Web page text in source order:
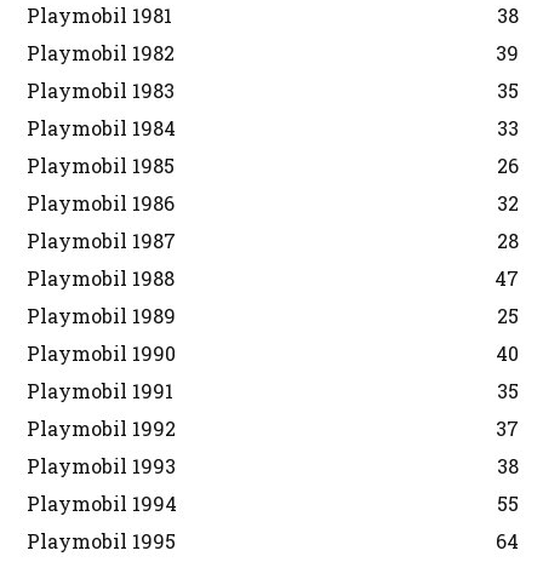
Playmobil 1981
38
Playmobil 1982
39
Playmobil 1983
35
Playmobil 1984
33
Playmobil 1985
26
Playmobil 1986
32
Playmobil 1987
28
Playmobil 1988
47
Playmobil 1989
25
Playmobil 1990
40
Playmobil 1991
35
Playmobil 1992
37
Playmobil 1993
38
Playmobil 1994
55
Playmobil 1995
64